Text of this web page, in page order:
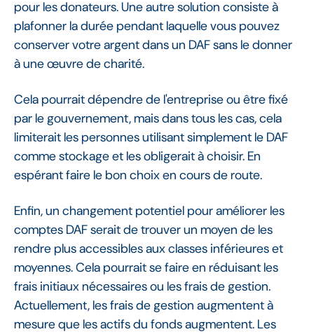
pour les donateurs. Une autre solution consiste à
plafonner la durée pendant laquelle vous pouvez
conserver votre argent dans un DAF sans le donner
à une œuvre de charité.
Cela pourrait dépendre de l'entreprise ou être fixé
par le gouvernement, mais dans tous les cas, cela
limiterait les personnes utilisant simplement le DAF
comme stockage et les obligerait à choisir. En
espérant faire le bon choix en cours de route.
Enfin, un changement potentiel pour améliorer les
comptes DAF serait de trouver un moyen de les
rendre plus accessibles aux classes inférieures et
moyennes. Cela pourrait se faire en réduisant les
frais initiaux nécessaires ou les frais de gestion.
Actuellement, les frais de gestion augmentent à
mesure que les actifs du fonds augmentent. Les